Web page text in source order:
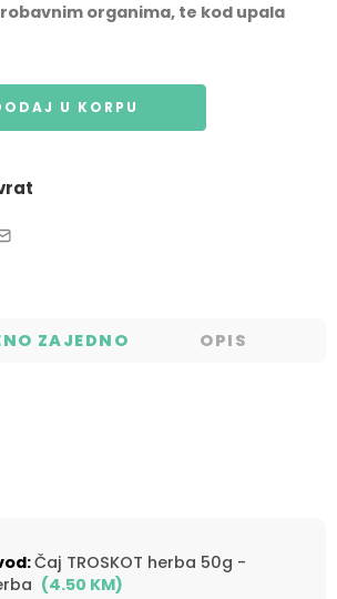
organima, te kod upala
U KORPU
ZAJEDNO OPIS
Čaj TROSKOT herba 50g -
(4.50 KM)